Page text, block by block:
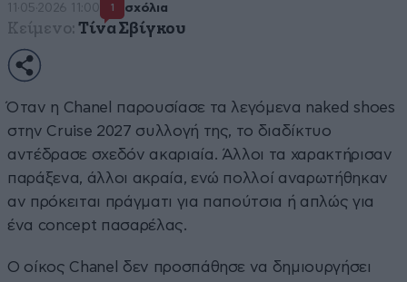
11·05·2026 11:00 1 σχόλια
Κείμενο: Τίνα Σβίγκου
Όταν η Chanel παρουσίασε τα λεγόμενα naked shoes
στην Cruise 2027 συλλογή της, το διαδίκτυο
αντέδρασε σχεδόν ακαριαία. Άλλοι τα χαρακτήρισαν
παράξενα, άλλοι ακραία, ενώ πολλοί αναρωτήθηκαν
αν πρόκειται πράγματι για παπούτσια ή απλώς για
ένα concept πασαρέλας.
Ο οίκος Chanel δεν προσπάθησε να δημιουργήσει